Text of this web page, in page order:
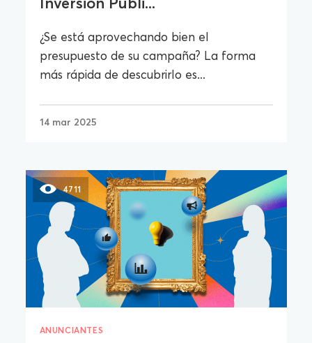
¿Se está aprovechando bien el
presupuesto de su campaña? La forma
más rápida de descubrirlo es...
14 mar 2025
4711
ANUNCIANTES